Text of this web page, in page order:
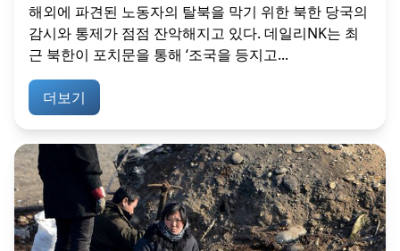
해외에 파견된 노동자의 탈북을 막기 위한 북한 당국의
감시와 통제가 점점 잔악해지고 있다. 데일리NK는 최
근 북한이 포치문을 통해 ‘조국을 등지고...
더보기